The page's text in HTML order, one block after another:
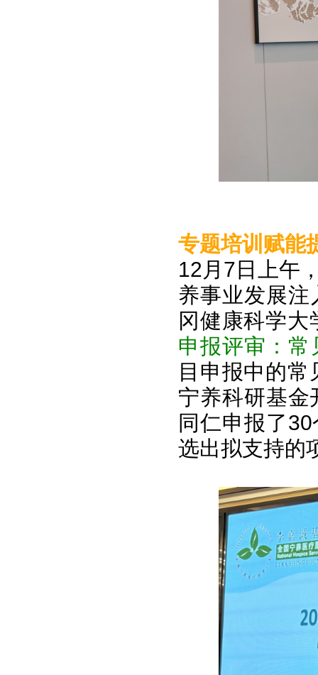
专题培训赋能
12月7日上午
养事业发展
冈健康科学
申报评审：
目申报中的
宁养科研基金
同仁申报了
选出拟支持的